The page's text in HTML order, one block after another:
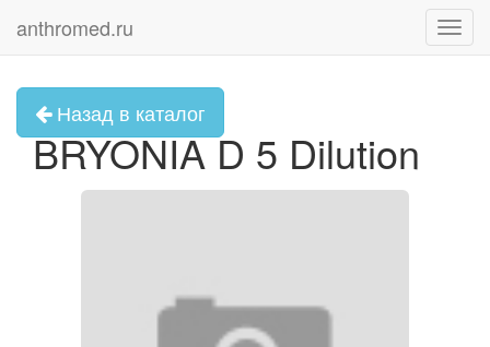
anthromed.ru
Назад в каталог
BRYONIA D 5 Dilution